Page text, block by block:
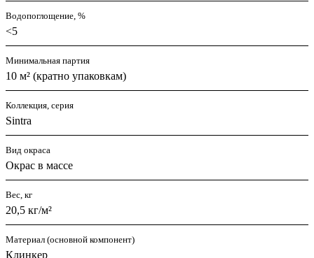
Водопоглощение, %
<5
Минимальная партия
10 м² (кратно упаковкам)
Коллекция, серия
Sintra
Вид окраса
Окрас в массе
Вес, кг
20,5 кг/м²
Материал (основной компонент)
Клинкер